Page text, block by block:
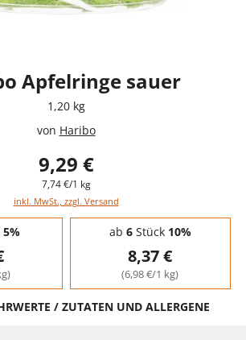
Apfelringe sauer
1,20 kg
von Haribo
9,29 €
7,74 €/1 kg
inkl. MwSt., zzgl. Versand
5% ab 6Stück 10%
8,37 €
(6,98 €/1 kg)
/ ZUTATEN UND ALLERGENE